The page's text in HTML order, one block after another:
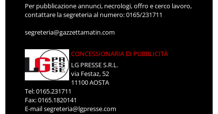
Per pubblicazione annunci, necrologi, offro e cerco lavoro,
contattare la segreteria al numero: 0165/231711
segreteria@gazzettamatin.com
CONCESSIONARIA DI PUBBLICITÀ
LG PRESSE S.R.L.
via Festaz, 52
11100 AOSTA
Tel: 0165.231711
Fax: 0165.1820141
E-mailsegreteria@lgpresse.com